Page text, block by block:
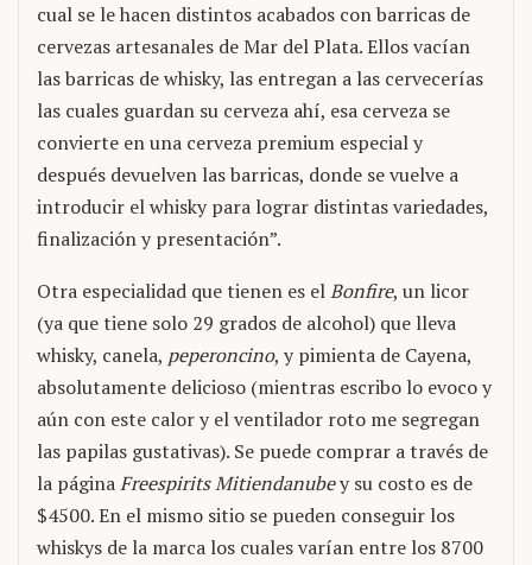
cual se le hacen distintos acabados con barricas de
cervezas artesanales de Mar del Plata. Ellos vacían
las barricas de whisky, las entregan a las cervecerías
las cuales guardan su cerveza ahí, esa cerveza se
convierte en una cerveza premium especial y
después devuelven las barricas, donde se vuelve a
introducir el whisky para lograr distintas variedades,
finalización y presentación”.
Otra especialidad que tienen es elBonfire, un licor
(ya que tiene solo 29 grados de alcohol) que lleva
whisky, canela, peperoncino, y pimienta de Cayena,
absolutamente delicioso (mientras escribo lo evoco y
aún con este calor y el ventilador roto me segregan
las papilas gustativas). Se puede comprar a través de
la páginaFreespirits Mitiendanubey su costo es de
$4500. En el mismo sitio se pueden conseguir los
whiskys de la marca los cuales varían entre los 8700